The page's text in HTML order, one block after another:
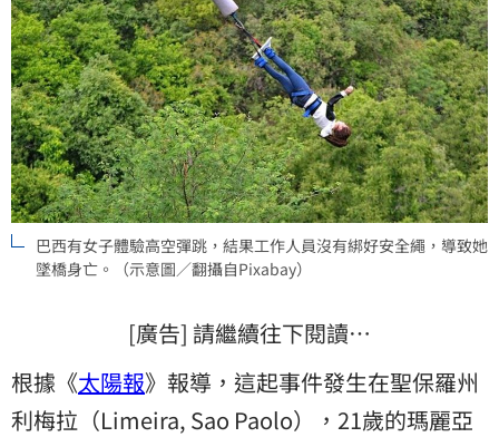
巴西有女子體驗高空彈跳，結果工作人員沒有綁好安全繩，導致她
墜橋身亡。（示意圖／翻攝自Pixabay）
[廣告] 請繼續往下閱讀…
根據《太陽報》報導，這起事件發生在聖保羅州
利梅拉（Limeira, Sao Paolo），21歲的瑪麗亞